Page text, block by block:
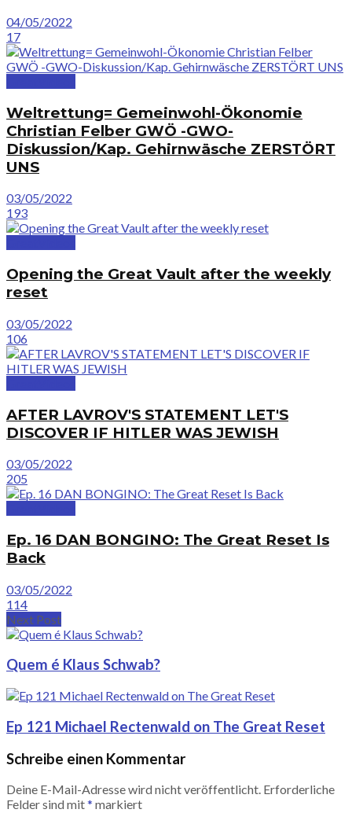
04/05/2022
17
Weltrettung= Gemeinwohl-Ökonomie
Christian Felber GWÖ -GWO-
Diskussion/Kap. Gehirnwäsche ZERSTÖRT
UNS
03/05/2022
193
Opening the Great Vault after the weekly
reset
03/05/2022
106
AFTER LAVROV'S STATEMENT LET'S
DISCOVER IF HITLER WAS JEWISH
03/05/2022
205
Ep. 16 DAN BONGINO: The Great Reset Is
Back
03/05/2022
114
Next Post
Quem é Klaus Schwab?
Ep 121 Michael Rectenwald on The Great Reset
Schreibe einen Kommentar
Deine E-Mail-Adresse wird nicht veröffentlicht. Erforderliche
Felder sind mit* markiert